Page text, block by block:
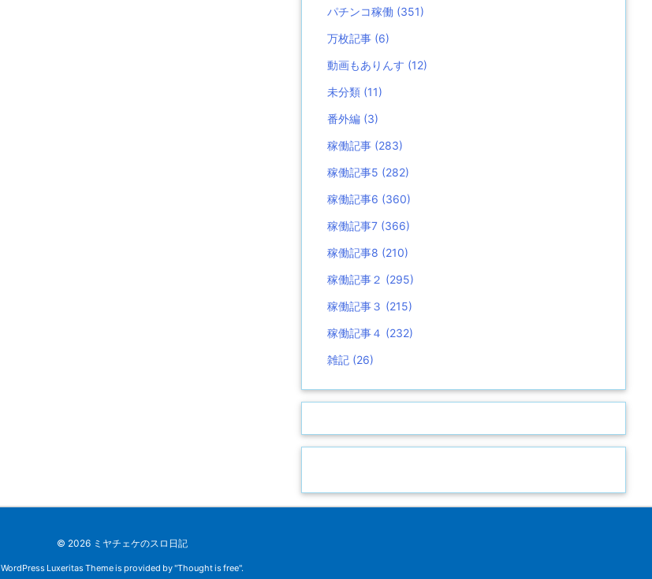
パチンコ稼働 (351)
万枚記事 (6)
動画もありんす (12)
未分類 (11)
番外編 (3)
稼働記事 (283)
稼働記事5 (282)
稼働記事6 (360)
稼働記事7 (366)
稼働記事8 (210)
稼働記事２ (295)
稼働記事３ (215)
稼働記事４ (232)
雑記 (26)
© 2026 ミヤチェケのスロ日記
WordPress Luxeritas Theme is provided by "Thought is free".